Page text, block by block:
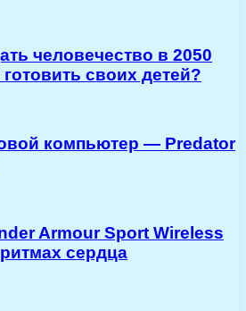
человечество в 2050
своих детей?
компьютер — Predator
Armour Sport Wireless
сердца